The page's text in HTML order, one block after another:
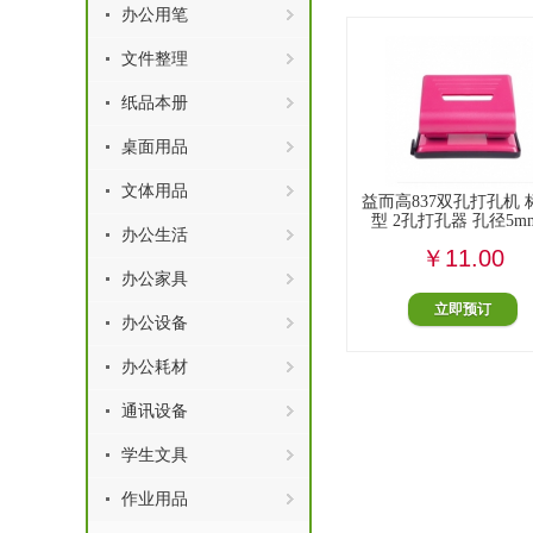
办公用笔
文件整理
纸品本册
桌面用品
文体用品
办公生活
办公家具
办公设备
办公耗材
通讯设备
学生文具
作业用品
益而高837双孔打孔机
型 2孔打孔器 孔径
￥11.00
立即预订